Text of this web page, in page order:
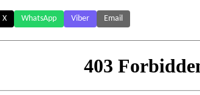
X WhatsApp Viber Email